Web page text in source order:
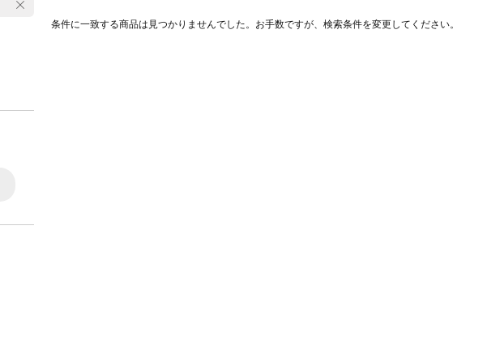
条件に一致する商品は見つかりませんでした。お手数ですが、検索条件を変更してください。